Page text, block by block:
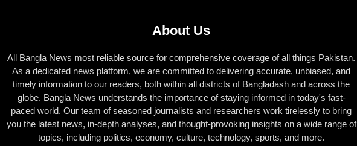
About Us
All Bangla News most reliable source for comprehensive coverage of all things Pakistan.
As a dedicated news platform, we are committed to delivering accurate, unbiased, and
timely information to our readers, both within all districts of Bangladash and across the
globe. Bangla News understands the importance of staying informed in today's fast-
paced world. Our team of seasoned journalists and researchers work tirelessly to bring
you the latest news, in-depth analyses, and thought-provoking insights on a wide range of
topics, including politics, economy, culture, technology, sports, and more.